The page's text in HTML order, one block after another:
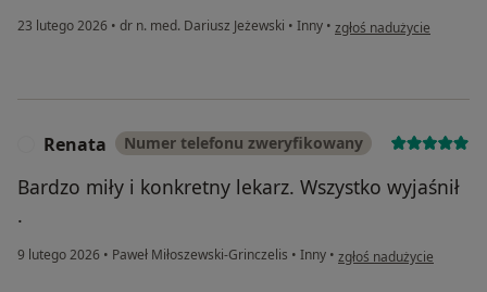
23 lutego 2026 • dr n. med. Dariusz Jeżewski • Inny • w opinii użytkownika
zgłoś nadużycie
Renata Numer telefonu zweryfikowany
Bardzo miły i konkretny lekarz. Wszystko wyjaśnił
.
9 lutego 2026 • Paweł Miłoszewski-Grinczelis • Inny • w opinii użytkownika
zgłoś nadużycie